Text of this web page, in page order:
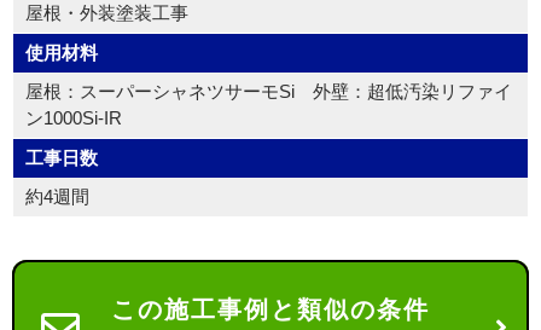
屋根・外装塗装工事
使用材料
屋根：スーパーシャネツサーモSi 外壁：超低汚染リファイ
ン1000Si-IR
工事日数
約4週間
この施工事例と類似の条件